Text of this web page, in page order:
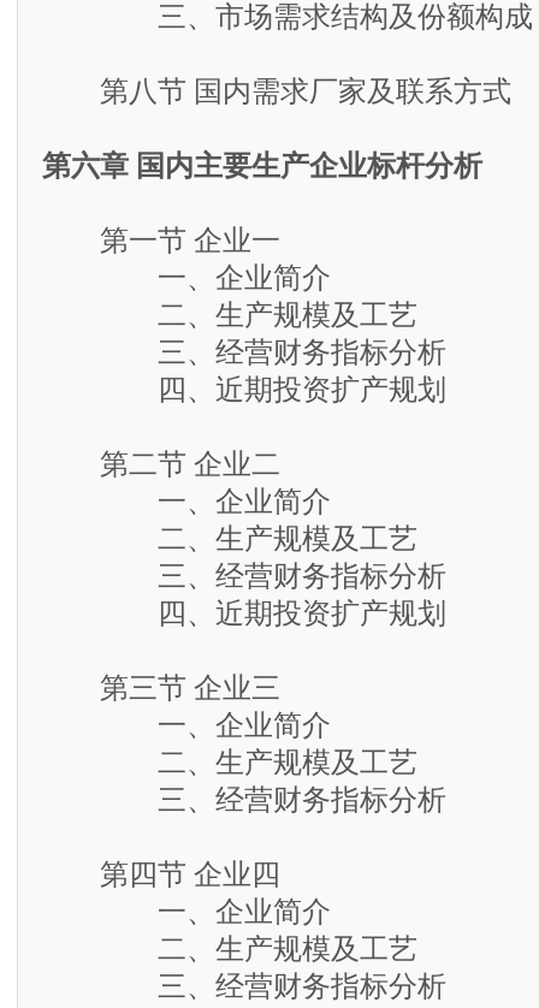
三、市场需求结构及份额构成
第八节 国内需求厂家及联系方式
第六章 国内主要生产企业标杆分析
第一节 企业一
一、企业简介
二、生产规模及工艺
三、经营财务指标分析
四、近期投资扩产规划
第二节 企业二
一、企业简介
二、生产规模及工艺
三、经营财务指标分析
四、近期投资扩产规划
第三节 企业三
一、企业简介
二、生产规模及工艺
三、经营财务指标分析
第四节 企业四
一、企业简介
二、生产规模及工艺
三、经营财务指标分析